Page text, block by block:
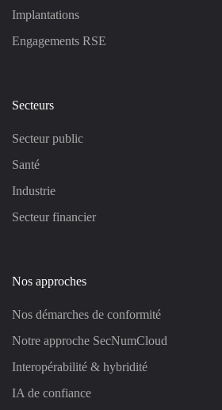
Implantations
Engagements RSE
Secteurs
Secteur public
Santé
Industrie
Secteur financier
Nos approches
Nos démarches de conformité
Notre approche SecNumCloud
Interopérabilité & hybridité
IA de confiance